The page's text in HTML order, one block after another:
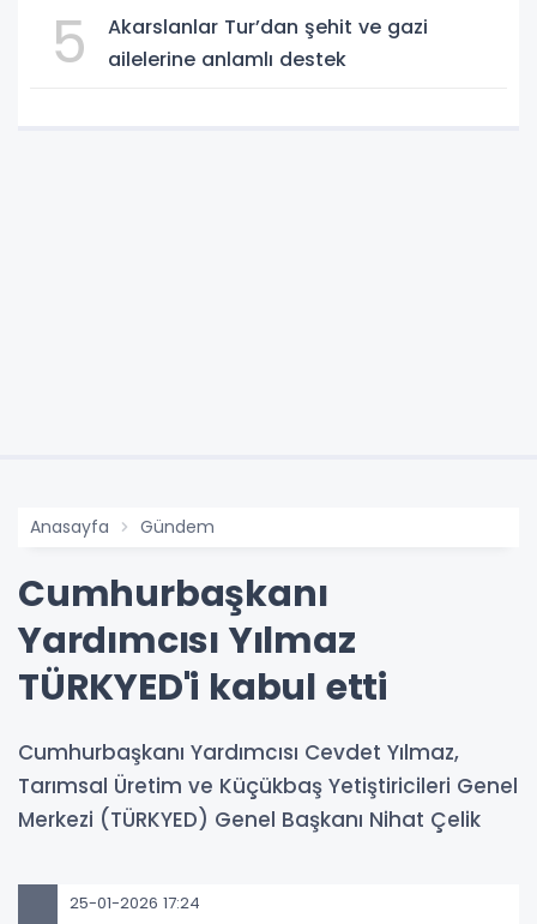
5
Akarslanlar Tur’dan şehit ve gazi
ailelerine anlamlı destek
Anasayfa Gündem
Cumhurbaşkanı
Yardımcısı Yılmaz
TÜRKYED'i kabul etti
Cumhurbaşkanı Yardımcısı Cevdet Yılmaz,
Tarımsal Üretim ve Küçükbaş Yetiştiricileri Genel
Merkezi (TÜRKYED) Genel Başkanı Nihat Çelik
25-01-2026 17:24